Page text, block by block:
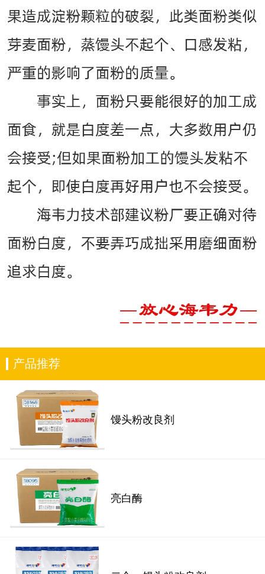
产品推荐
馒头粉改良剂
亮白酶